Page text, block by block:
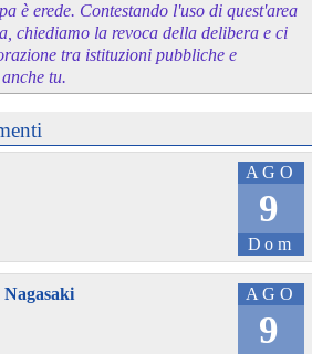
è erede. Contestando l'uso di quest'area
chiediamo la revoca della delibera e ci
tra istituzioni pubbliche e
tu.
AGO
9
Dom
AGO
9